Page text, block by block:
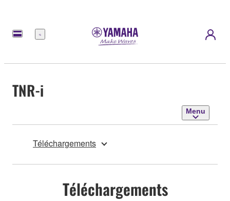
Menu
TNR-i
Menu
Téléchargements
Téléchargements